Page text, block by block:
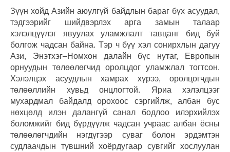
Зүүн хойд Азийн аюулгүй байдлын бараг бүх асуудал,
тэдгээрийг шийдвэрлэх арга замын талаар
хэлэлцүүлэг явуулах уламжлалт тавцанг бид буй
болгож чадсан байна. Тэр ч бүү хэл сонирхлын дагуу
Ази, Энэтхэг–Номхон далайн бүс нутаг, Европын
орнуудын төлөөлөгчид оролцдог уламжлал тогтсон.
Хэлэлцэх асуудлын хамрах хүрээ, оролцогчдын
төлөөллийн хувьд онцлогтой. Яриа хэлэлцээг
мухардмал байдалд орохоос сэргийлж, албан бус
нөхцөлд илэн далангүй санал бодлоо илэрхийлэх
боломжийг бид бүрдүүлж чадсан учраас албан ёсны
төлөөлөгчдийн нэгдүгээр суваг болон эрдэмтэн
судлаачдын түвшний хоёрдугаар сувгийг хослуулан